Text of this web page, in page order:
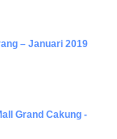
– Januari 2019
Grand Cakung -